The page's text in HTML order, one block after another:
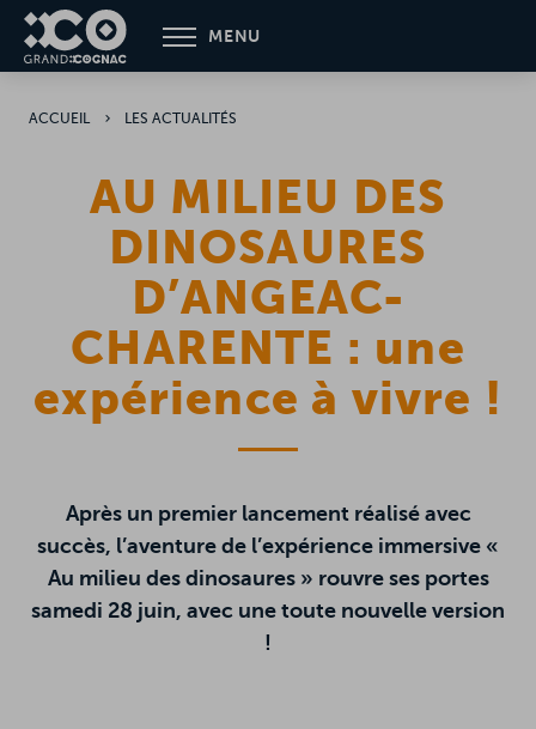
Aller
contenu
MENU
ACCUEIL LES ACTUALITÉS
AU MILIEU DES
DINOSAURES
D’ANGEAC-
CHARENTE : une
expérience à vivre !
Après un premier lancement réalisé avec
succès, l’aventure de l’expérience immersive «
Au milieu des dinosaures » rouvre ses portes
samedi 28 juin, avec une toute nouvelle version
!